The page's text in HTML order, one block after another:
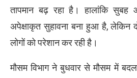
तापमान बढ़ रहा है। हालांकि
अपेक्षाकृत सुहावना बना हुआ है, लेकिन
लोगों को परेशान कर रही है।
मौसम विभाग ने बुधवार से मौसम में